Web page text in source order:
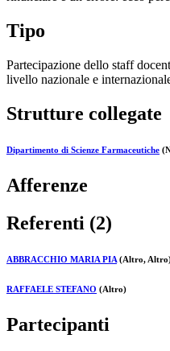
Tipo
Partecipazione dello staff
livello nazionale e
Strutture collegate
Dipartimento di Scienze Farmaceutiche
Afferenze
Referenti (2)
ABBRACCHIO MARIA PIA (Altro,
RAFFAELE STEFANO (Altro)
Partecipanti